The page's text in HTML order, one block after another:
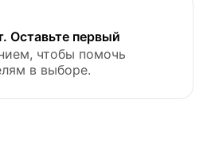
Оставьте первый
чтобы помочь
в выборе.